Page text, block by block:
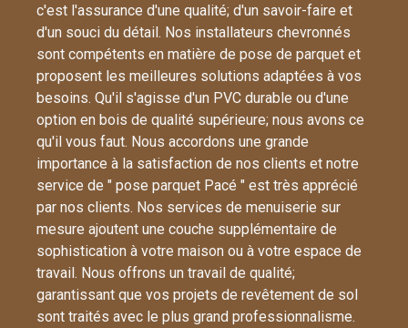
c'est l'assurance d'une qualité; d'un savoir-faire et
d'un souci du détail. Nos installateurs chevronnés
sont compétents en matière de pose de parquet et
proposent les meilleures solutions adaptées à vos
besoins. Qu'il s'agisse d'un PVC durable ou d'une
option en bois de qualité supérieure; nous avons ce
qu'il vous faut. Nous accordons une grande
importance à la satisfaction de nos clients et notre
service de " pose parquet Pacé " est très apprécié
par nos clients. Nos services de menuiserie sur
mesure ajoutent une couche supplémentaire de
sophistication à votre maison ou à votre espace de
travail. Nous offrons un travail de qualité;
garantissant que vos projets de revêtement de sol
sont traités avec le plus grand professionnalisme.